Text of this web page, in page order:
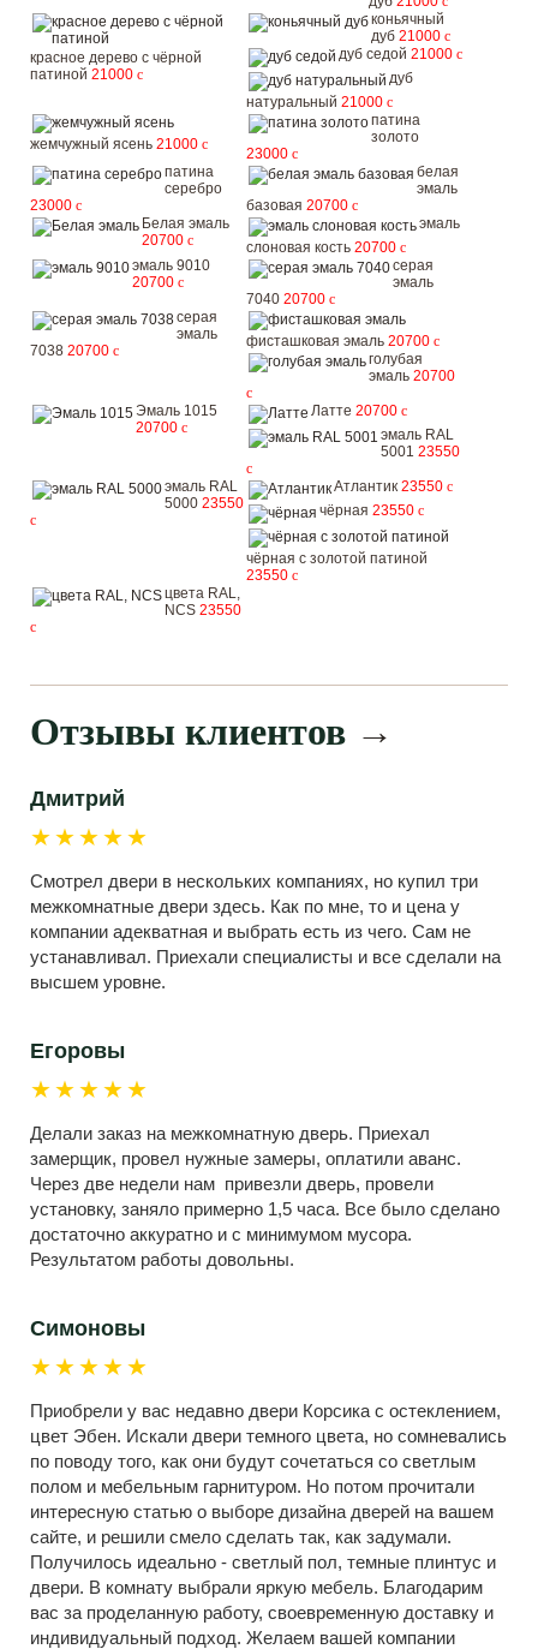
красное дерево с чёрной
патиной 21000 c
коньячный
дуб 21000 c
дуб седой 21000 c
дуб
натуральный 21000 c
жемчужный ясень 21000 c
патина
золото
23000 c
патина
серебро
23000 c
белая
эмаль
базовая 20700 c
Белая эмаль
20700 c
эмаль
слоновая кость 20700 c
эмаль 9010
20700 c
серая
эмаль
7040 20700 c
серая
эмаль
7038 20700 c
фисташковая эмаль 20700 c
голубая
эмаль 20700
c
Эмаль 1015
20700 c
Латте 20700 c
эмаль RAL
5001 23550
c
эмаль RAL
5000 23550
c
Атлантик 23550 c
чёрная 23550 c
чёрная с золотой патиной
23550 c
цвета RAL,
NCS 23550
c
Отзывы клиентов →
Дмитрий
★★★★★
Смотрел двери в нескольких компаниях, но купил три
межкомнатные двери здесь. Как по мне, то и цена у
компании адекватная и выбрать есть из чего. Сам не
устанавливал. Приехали специалисты и все сделали на
высшем уровне.
Егоровы
★★★★★
Делали заказ на межкомнатную дверь. Приехал
замерщик, провел нужные замеры, оплатили аванс.
Через две недели нам привезли дверь, провели
установку, заняло примерно 1,5 часа. Все было сделано
достаточно аккуратно и с минимумом мусора.
Результатом работы довольны.
Симоновы
★★★★★
Приобрели у вас недавно двери Корсика с остеклением,
цвет Эбен. Искали двери темного цвета, но сомневались
по поводу того, как они будут сочетаться со светлым
полом и мебельным гарнитуром. Но потом прочитали
интересную статью о выборе дизайна дверей на вашем
сайте, и решили смело сделать так, как задумали.
Получилось идеально - светлый пол, темные плинтус и
двери. В комнату выбрали яркую мебель. Благодарим
вас за проделанную работу, своевременную доставку и
индивидуальный подход. Желаем вашей компании